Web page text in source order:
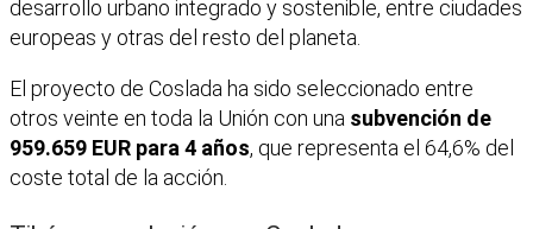
desarrollo urbano integrado y sostenible, entre ciudades
europeas y otras del resto del planeta.
El proyecto de Coslada ha sido seleccionado entre
otros veinte en toda la Unión con una subvención de
959.659 EUR para 4 años, que representa el 64,6% del
coste total de la acción.